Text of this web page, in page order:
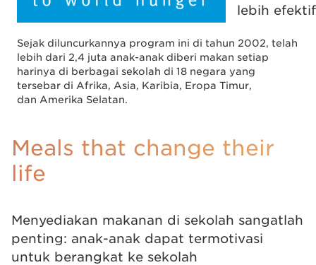
lebih
Sejak diluncurkannya program ini di tahun 2002, telah
lebih dari 2,4 juta anak-⁠anak diberi makan setiap
harinya di berbagai sekolah di 18 negara yang
tersebar di Afrika, Asia, Karibia, Eropa Timur,
dan Amerika Selatan.
Meals that change their
life
Menyediakan makanan di sekolah sangatlah
penting: anak-⁠anak dapat termotivasi
untuk berangkat ke sekolah